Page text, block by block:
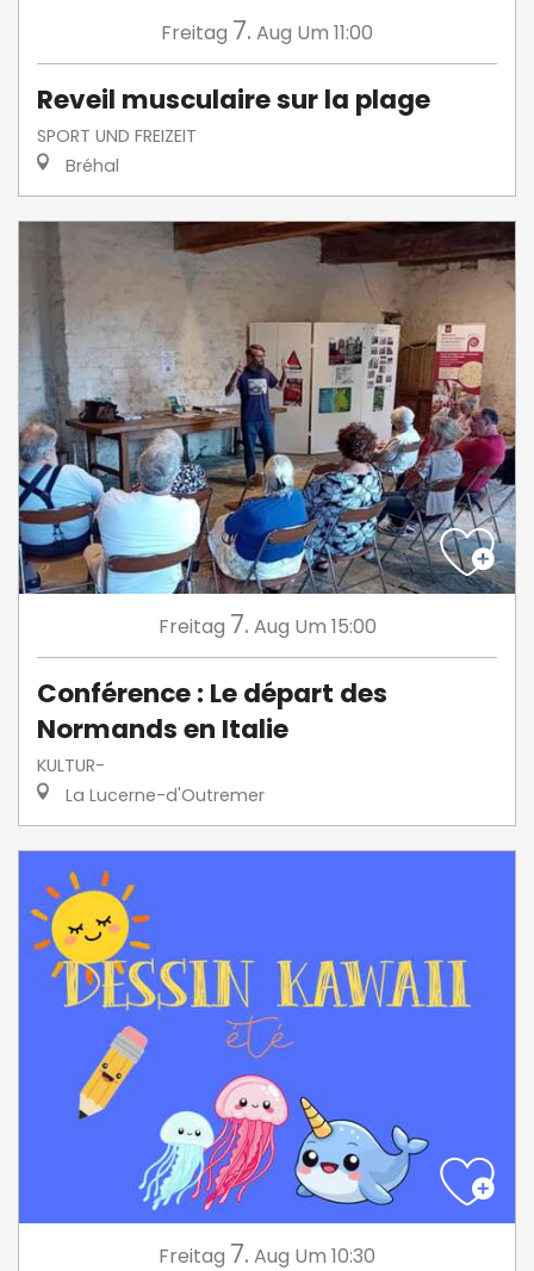
Freitag 7. Aug Um 11:00
Reveil musculaire sur la plage
SPORT UND FREIZEIT
Bréhal
Freitag 7. Aug Um 15:00
Conférence : Le départ des
Normands en Italie
KULTUR-
La Lucerne-d'Outremer
Freitag 7. Aug Um 10:30